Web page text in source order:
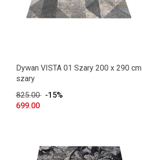
Dywan VISTA 01 Szary 200 x 290 cm
szary
825.00
-15%
699.00